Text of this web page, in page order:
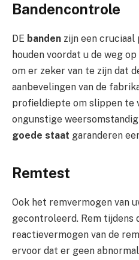
Bandencontrole
DE banden zijn een
houden voordat u de weg
om er zeker van te zijn dat
aanbevelingen van de
profieldiepte om slippen te
ongunstige
goede staat garanderen
Remtest
Ook het remvermogen van
gecontroleerd. Rem
reactievermogen van de
ervoor dat er geen